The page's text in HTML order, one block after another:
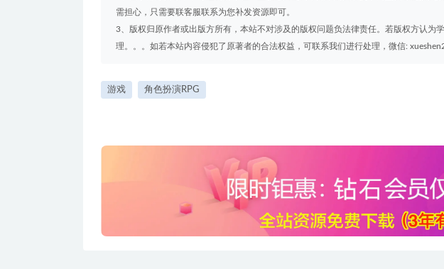
需担心，只需要联客服联系为您补发资源即可。
3、版权归原作者或出版方所有，本站不对涉及的版权问题负法律责任。若版权方认为
理。。。如若本站内容侵犯了原著者的合法权益，可联系我们进行处理，微信:
游戏 角色扮演RPG